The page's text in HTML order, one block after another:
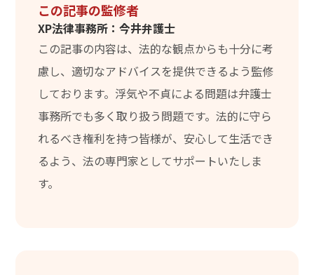
この記事の監修者
XP法律事務所：今井弁護士
この記事の内容は、法的な観点からも十分に考
慮し、適切なアドバイスを提供できるよう監修
しております。浮気や不貞による問題は弁護士
事務所でも多く取り扱う問題です。法的に守ら
れるべき権利を持つ皆様が、安心して生活でき
るよう、法の専門家としてサポートいたしま
す。